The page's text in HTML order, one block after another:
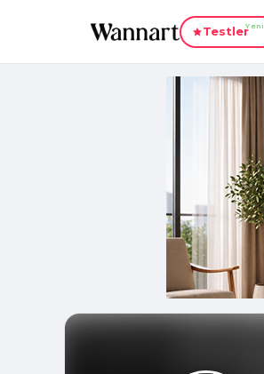
TestlerYeni